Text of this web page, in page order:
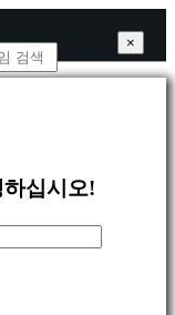
×
십시오!
×
×